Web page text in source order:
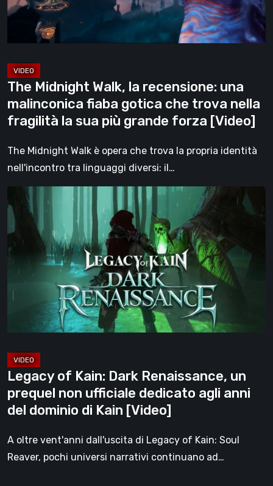
malinconica
gotica
trova
nella
fragilità
la
forza
[Video]
The Midnight Walk, la recensione: una
malinconica fiaba gotica che trova nella
fragilità la sua più grande forza [Video]
The Midnight Walk è opera che trova la propria identità
nell'incontro tra linguaggi diversi: il…
Legacy
of
Dark
Renaissance,
ufficiale
agli
anni
del
dominio
Legacy of Kain: Dark Renaissance, un
prequel non ufficiale dedicato agli anni
del dominio di Kain [Video]
A oltre vent'anni dall'uscita di Legacy of Kain: Soul
Reaver, pochi universi narrativi continuano ad…